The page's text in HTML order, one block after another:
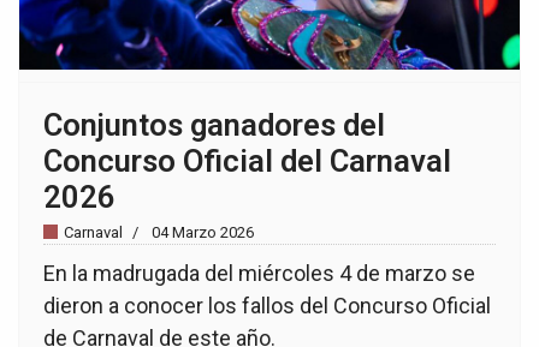
Conjuntos ganadores del
Concurso Oficial del Carnaval
2026
Carnaval 04 Marzo 2026
En la madrugada del miércoles 4 de marzo se
dieron a conocer los fallos del Concurso Oficial
de Carnaval de este año.